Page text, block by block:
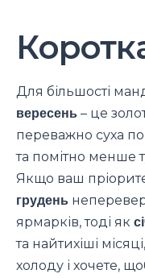
Для більшості
вересень – це
переважно суха
та помітно менше
Якщо ваш
грудень
ярмарків, тоді як
та найтихіші
холоду і хочете,